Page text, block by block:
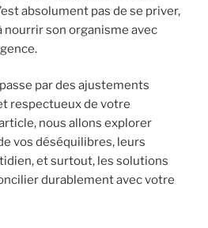
absolument pas de se priver,
nourrir son organisme avec
par des ajustements
respectueux de votre
nous allons explorer
vos déséquilibres, leurs
et surtout, les solutions
durablement avec votre